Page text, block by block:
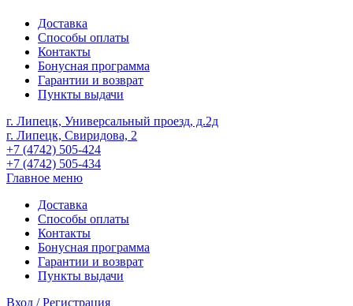
Доставка
Способы оплаты
Контакты
Бонусная программа
Гарантии и возврат
Пункты выдачи
г. Липецк, Универсальный проезд, д.2д
г. Липецк, Свиридова, 2
+7 (4742) 505-424
+7 (4742) 505-434
Главное меню
Доставка
Способы оплаты
Контакты
Бонусная программа
Гарантии и возврат
Пункты выдачи
Вход / Регистрация